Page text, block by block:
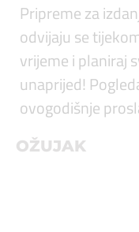
Pripreme za
odvijaju se
vrijeme i planiraj
unaprijed!
ovogodišnje
OŽUJAK